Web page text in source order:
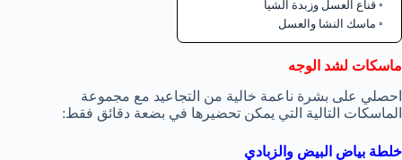
قناع العسل وزبدة الشيا
ماسك النشا والعسل
ماسكات لشد الوجه
احصلي على بشرة ناعمة خالية من التجاعيد مع مجموعة
الماسكات التالية التي يمكن تحضيرها في بضعة دقائق فقط:
خلطة بياض البيض والزبادي